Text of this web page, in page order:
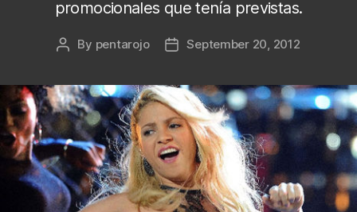
promocionales que tenía previstas.
Post
By pentarojo
PostSeptember 20, 2012